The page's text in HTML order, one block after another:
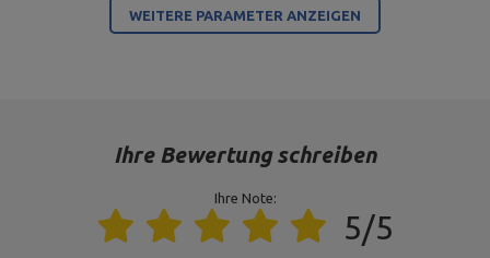
Material: Gusseisen,
Typ: Gusseisen-Hantelscheibe,
4 x 1,25 kg, 2 x 2,5 kg, 4 x 5 kg
Für dieses Produkt verantwortliche Stelle in der EU
WEITERE PARAMETER ANZEIGEN
Ihre Bewertung schreiben
Ihre Note:
5/5